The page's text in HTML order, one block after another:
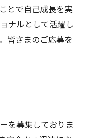
とで自己成長を実
ナルとして活躍し
皆さまのご応募を
を募集しておりま